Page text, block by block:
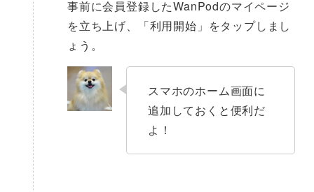
事前に会員登録したWanPodのマイページ
を立ち上げ、「利用開始」をタップしまし
ょう。
スマホのホーム画面に
追加しておくと便利だ
よ！